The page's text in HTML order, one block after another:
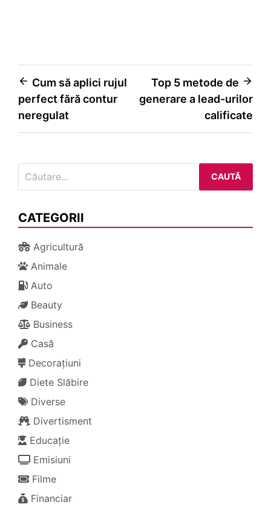
Navigare
în
Cum să aplici rujul
perfect fără contur
neregulat
Top 5 metode de
generare a lead-urilor
calificate
după:
CATEGORII
Agricultură
Animale
Auto
Beauty
Business
Casă
Decorațiuni
Diete Slăbire
Diverse
Divertisment
Educație
Emisiuni
Filme
Financiar